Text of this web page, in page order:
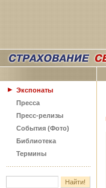
Экспонаты
Пресса
Пресс-релизы
События (Фото)
Библиотека
Термины